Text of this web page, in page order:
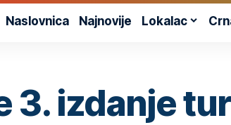
Naslovnica Najnovije Lokalac
3. izdanje